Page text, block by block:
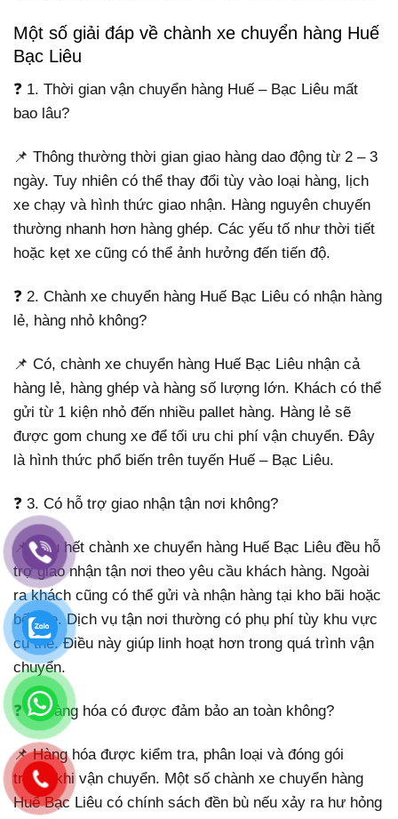
Một số giải đáp về chành xe chuyển hàng Huế
Bạc Liêu
❓ 1. Thời gian vận chuyển hàng Huế – Bạc Liêu mất
bao lâu?
📌 Thông thường thời gian giao hàng dao động từ 2 – 3
ngày. Tuy nhiên có thể thay đổi tùy vào loại hàng, lịch
xe chạy và hình thức giao nhận. Hàng nguyên chuyến
thường nhanh hơn hàng ghép. Các yếu tố như thời tiết
hoặc kẹt xe cũng có thể ảnh hưởng đến tiến độ.
❓ 2. Chành xe chuyển hàng Huế Bạc Liêu có nhận hàng
lẻ, hàng nhỏ không?
📌 Có, chành xe chuyển hàng Huế Bạc Liêu nhận cả
hàng lẻ, hàng ghép và hàng số lượng lớn. Khách có thể
gửi từ 1 kiện nhỏ đến nhiều pallet hàng. Hàng lẻ sẽ
được gom chung xe để tối ưu chi phí vận chuyển. Đây
là hình thức phổ biến trên tuyến Huế – Bạc Liêu.
❓ 3. Có hỗ trợ giao nhận tận nơi không?
📌 Hầu hết chành xe chuyển hàng Huế Bạc Liêu đều hỗ
trợ giao nhận tận nơi theo yêu cầu khách hàng. Ngoài
ra khách cũng có thể gửi và nhận hàng tại kho bãi hoặc
bến xe. Dịch vụ tận nơi thường có phụ phí tùy khu vực
cụ thể. Điều này giúp linh hoạt hơn trong quá trình vận
chuyển.
❓ 4. Hàng hóa có được đảm bảo an toàn không?
📌 Hàng hóa được kiểm tra, phân loại và đóng gói
trước khi vận chuyển. Một số chành xe chuyển hàng
Huế Bạc Liêu có chính sách đền bù nếu xảy ra hư hỏng